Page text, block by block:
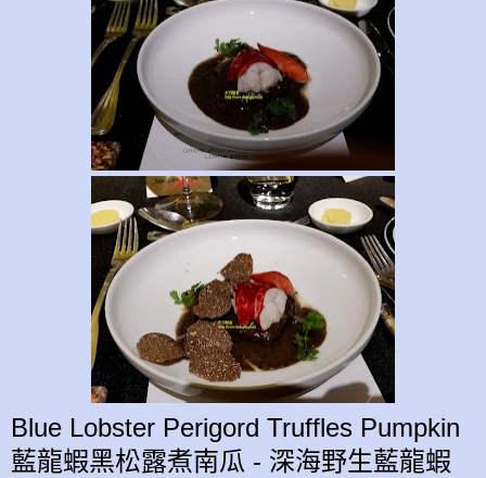
Blue Lobster Perigord Truffles Pumpkin
藍龍蝦黑松露煮南瓜 - 深海野生藍龍蝦